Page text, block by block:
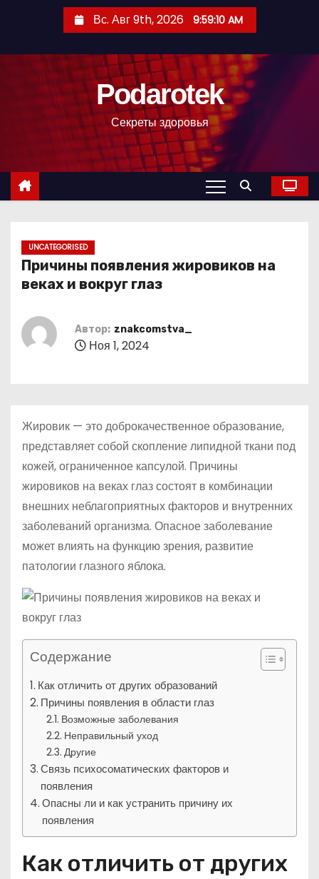
с
Вс. Авг 9th, 2026 9:59:11 AM
Podarotek
Секреты здоровья
UNCATEGORISED
Причины появления жировиков на
веках и вокруг глаз
Автор: znakcomstva_
Ноя 1, 2024
Жировик — это доброкачественное образование,
представляет собой скопление липидной ткани под
кожей, ограниченное капсулой. Причины
жировиков на веках глаз состоят в комбинации
внешних неблагоприятных факторов и внутренних
заболеваний организма. Опасное заболевание
может влиять на функцию зрения, развитие
патологии глазного яблока.
Содержание
Как отличить от других образований
Причины появления в области глаз
Возможные заболевания
Неправильный уход
Другие
Связь психосоматических факторов и
появления
Опасны ли и как устранить причину их
появления
Как отличить от других